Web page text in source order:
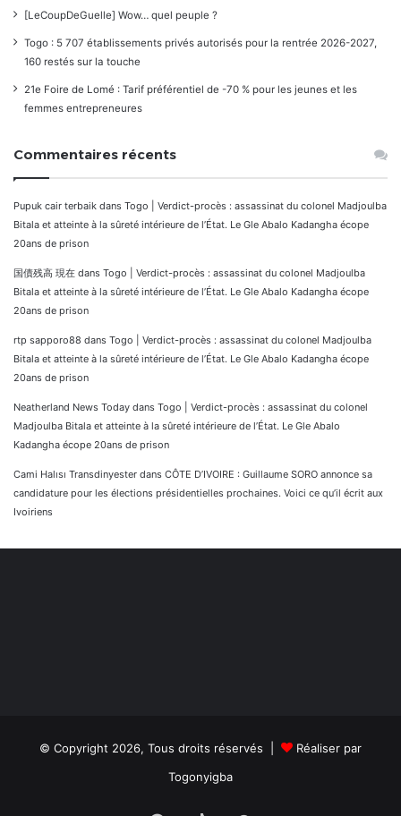
[LeCoupDeGuelle] Wow… quel peuple ?
Togo : 5 707 établissements privés autorisés pour la rentrée 2026-2027,
160 restés sur la touche
21e Foire de Lomé : Tarif préférentiel de -70 % pour les jeunes et les
femmes entrepreneures
Commentaires récents
Pupuk cair terbaik dans Togo | Verdict-procès : assassinat du colonel Madjoulba
Bitala et atteinte à la sûreté intérieure de l’État. Le Gle Abalo Kadangha écope
20ans de prison
国債残高 現在 dans Togo | Verdict-procès : assassinat du colonel Madjoulba
Bitala et atteinte à la sûreté intérieure de l’État. Le Gle Abalo Kadangha écope
20ans de prison
rtp sapporo88 dans Togo | Verdict-procès : assassinat du colonel Madjoulba
Bitala et atteinte à la sûreté intérieure de l’État. Le Gle Abalo Kadangha écope
20ans de prison
Neatherland News Today dans Togo | Verdict-procès : assassinat du colonel
Madjoulba Bitala et atteinte à la sûreté intérieure de l’État. Le Gle Abalo
Kadangha écope 20ans de prison
Cami Halısı Transdinyester dans CÔTE D’IVOIRE : Guillaume SORO annonce sa
candidature pour les élections présidentielles prochaines. Voici ce qu’il écrit aux
Ivoiriens
© Copyright 2026, Tous droits réservés |
Réaliser par
Togonyigba